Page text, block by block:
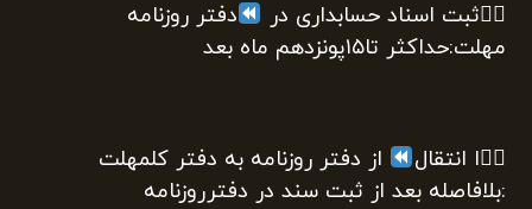
۲
دفتر روزنامه
مهلت:حداکثر تا۱۵پونزدهم ماه بعد
۳
از دفتر روزنامه به دفتر کلمهلت
:بلافاصله بعد از ثبت سند در دفترروزنامه